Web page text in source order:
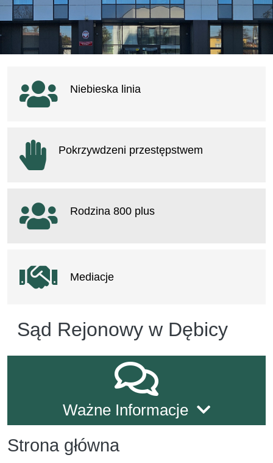
Sąd Rejonowy w Dębicy
Ważne informacje
Ważne Informacje
Strona główna
Ważne linki
Niebieska linia
Pokrzywdzeni przestępstwem
Rodzina 800 plus
Mediacje